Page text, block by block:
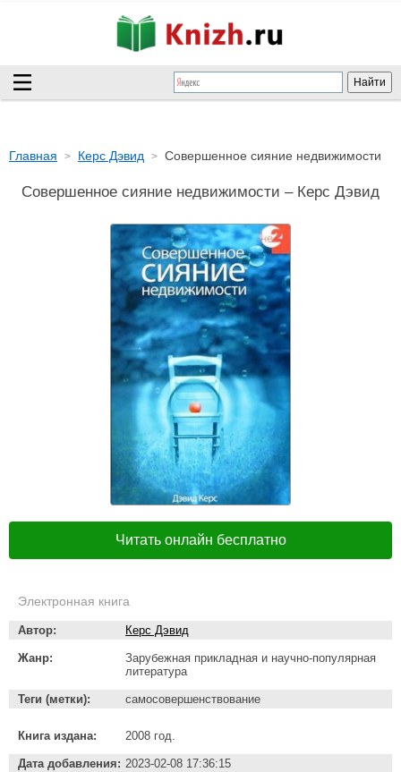
Главная Керс Дэвид Совершенное сияние недвижимости
Совершенное сияние недвижимости – Керс Дэвид
Читать онлайн бесплатно
Электронная книга
Автор: Керс Дэвид
Жанр:
Зарубежная прикладная и научно-популярная
литература
Теги (метки): самосовершенствование
Книга издана: 2008 год.
Дата добавления: 2023-02-08 17:36:15